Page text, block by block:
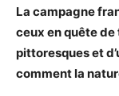
La campagne
ceux en quête
pittoresques et
comment la